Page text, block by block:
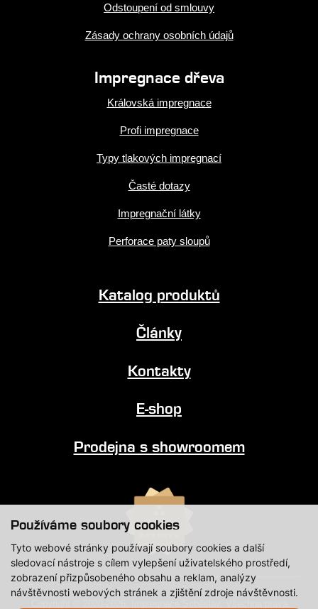
Používáme soubory cookies
Tyto webové stránky používají soubory cookies a další
sledovací nástroje s cílem vylepšení uživatelského prostředí,
zobrazení přizpůsobeného obsahu a reklam, analýzy
návštěvnosti webových stránek a zjištění zdroje návštěvnosti.
Odstoupení od smlouvy
Zásady ochrany osobních údajů
Impregnace dřeva
Královská impregnace
Profi impregnace
Typy tlakových impregnací
Časté dotazy
Impregnační látky
Perforace paty sloupů
Katalog produktů
Články
Kontakty
E-shop
Prodejna s showroomem